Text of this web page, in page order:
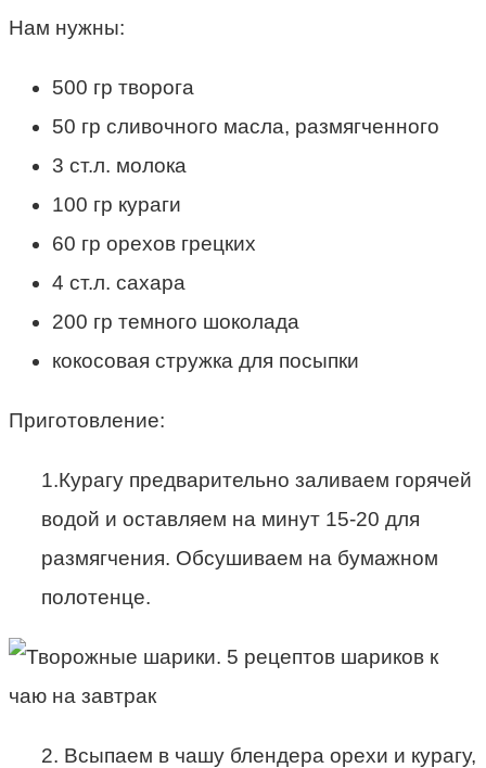
Нам нужны:
500 гр творога
50 гр сливочного масла, размягченного
3 ст.л. молока
100 гр кураги
60 гр орехов грецких
4 ст.л. сахара
200 гр темного шоколада
кокосовая стружка для посыпки
Приготовление:
1.Курагу предварительно заливаем горячей
водой и оставляем на минут 15-20 для
размягчения. Обсушиваем на бумажном
полотенце.
2. Всыпаем в чашу блендера орехи и курагу,